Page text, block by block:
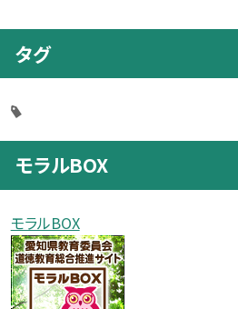
タグ
モラルBOX
モラルBOX